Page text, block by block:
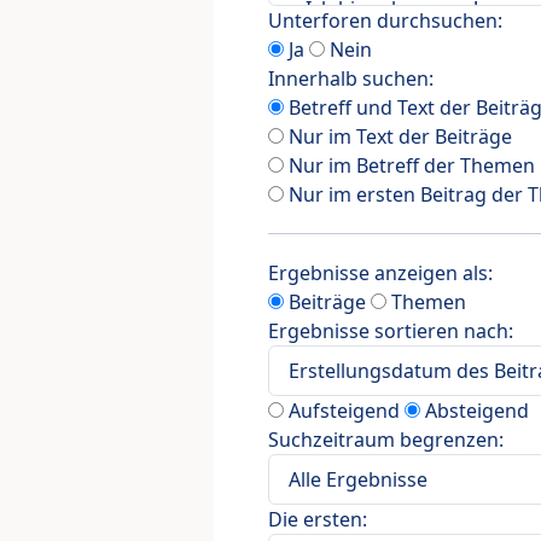
Unterforen durchsuchen:
Ja
Nein
Innerhalb suchen:
Betreff und Text der
Nur im Text der Beiträge
Nur im Betreff der Themen
Nur im ersten Beitrag der
Ergebnisse anzeigen als:
Beiträge
Themen
Ergebnisse sortieren nach:
Aufsteigend
Absteigend
Suchzeitraum begrenzen:
Die ersten: